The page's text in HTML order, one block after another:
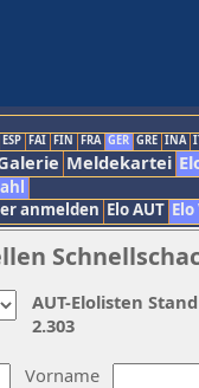
ESP FAI FIN FRA GER GRE INA
Meldekartei
anmelden Elo AUT
Vorname
AUT-Elolisten
2.303